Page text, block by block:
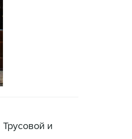
и